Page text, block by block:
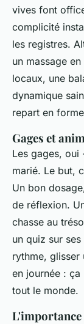
vives font
complicité
les registres.
un massage
locaux, une
dynamique
repart en
Gages et
Les gages, oui
marié. Le but,
Un bon
de réflexion.
chasse au
un quiz sur
rythme, glisser
en journée :
tout le monde.